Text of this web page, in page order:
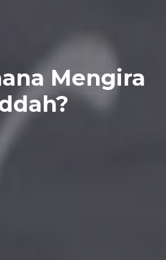
Mengira